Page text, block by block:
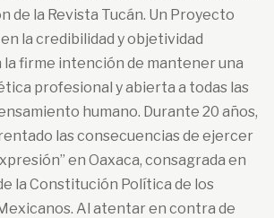
de la Revista Tucán. Un Proyecto
la credibilidad y objetividad
la firme intención de mantener una
profesional y abierta a todas las
humano. Durante 20 años,
las consecuencias de ejercer
en Oaxaca, consagrada en
la Constitución Política de los
Al atentar en contra de